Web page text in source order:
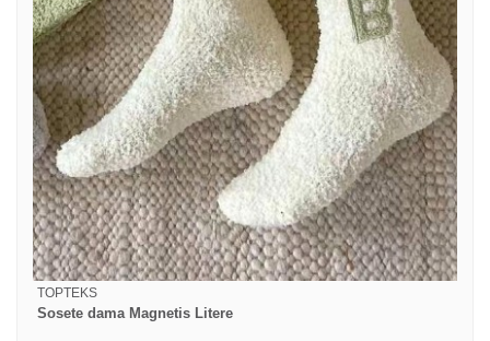
TOPTEKS
Sosete dama Magnetis Litere